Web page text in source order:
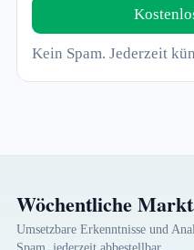
Kein Spam. Jederzeit
Wöchentliche
Umsetzbare Erkenntnisse und